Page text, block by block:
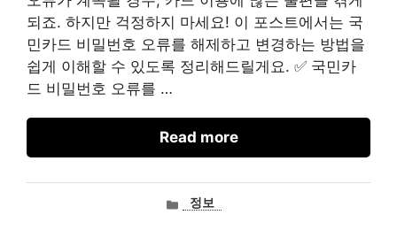
되죠. 하지만 걱정하지 마세요! 이 포스트에서는 국
민카드 비밀번호 오류를 해제하고 변경하는 방법을
쉽게 이해할 수 있도록 정리해드릴게요. ✅ 국민카
드 비밀번호 오류를 …
Read more
카정보